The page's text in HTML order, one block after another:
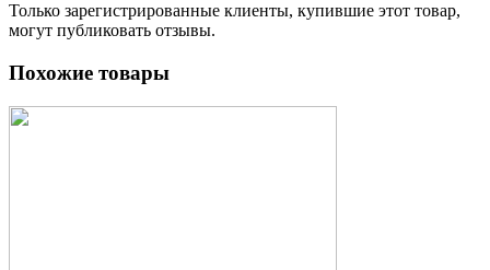
Только зарегистрированные клиенты, купившие этот товар,
могут публиковать отзывы.
Похожие товары